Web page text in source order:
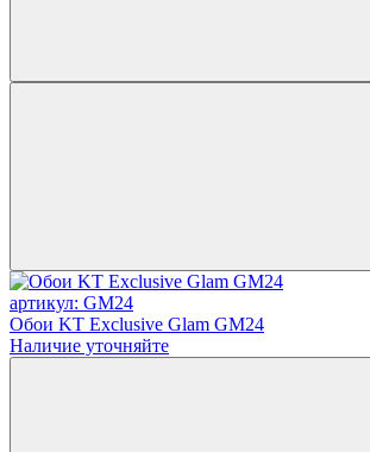
артикул: GM24
Обои KT Exclusive Glam GM24
Наличие уточняйте